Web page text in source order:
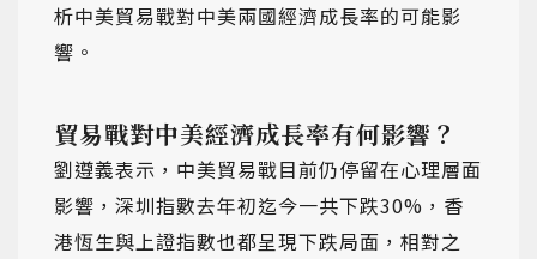
析中美貿易戰對中美兩國經濟成長率的可能影
響。
貿易戰對中美經濟成長率有何影響？
劉遵義表示，中美貿易戰目前仍停留在心理層面
影響，深圳指數去年初迄今一共下跌30%，香
港恆生與上證指數也都呈現下跌局面，相對之